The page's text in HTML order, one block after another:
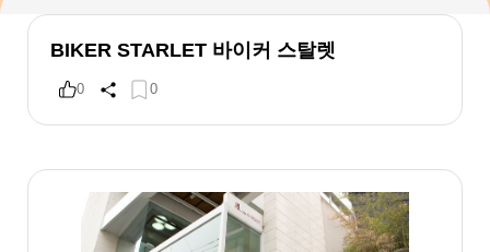
BIKER STARLET 바이커 스탈렛
0 0